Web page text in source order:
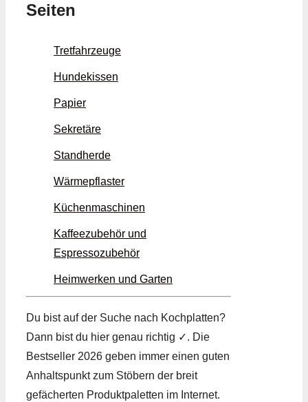
Seiten
Tretfahrzeuge
Hundekissen
Papier
Sekretäre
Standherde
Wärmepflaster
Küchenmaschinen
Kaffeezubehör und
Espressozubehör
Heimwerken und Garten
Du bist auf der Suche nach Kochplatten?
Dann bist du hier genau richtig ✓. Die
Bestseller 2026 geben immer einen guten
Anhaltspunkt zum Stöbern der breit
gefächerten Produktpaletten im Internet.